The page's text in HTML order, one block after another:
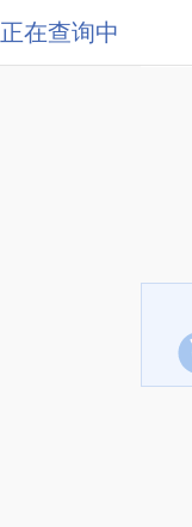
正在查询中